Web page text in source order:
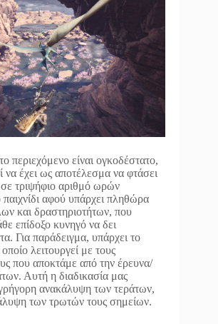
περιεχόμενο είναι ογκοδέστατο,
να έχει ως αποτέλεσμα να φτάσει
τριψήφιο αριθμό ωρών
αφού υπάρχει πληθώρα
και δραστηριοτήτων, που
επίδοξο κυνηγό να δει
Για παράδειγμα, υπάρχει το
λειτουργεί με τους
που αποκτάμε από την έρευνα/
Αυτή η διαδικασία μας
ανακάλυψη των τεράτων,
των τρωτών τους σημείων.